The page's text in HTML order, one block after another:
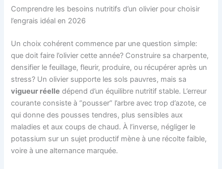
Comprendre les besoins nutritifs d’un olivier pour choisir
l’engrais idéal en 2026
Un choix cohérent commence par une question simple:
que doit faire l’olivier cette année? Construire sa charpente,
densifier le feuillage, fleurir, produire, ou récupérer après un
stress? Un olivier supporte les sols pauvres, mais sa
vigueur réelle dépend d’un équilibre nutritif stable. L’erreur
courante consiste à “pousser” l’arbre avec trop d’azote, ce
qui donne des pousses tendres, plus sensibles aux
maladies et aux coups de chaud. À l’inverse, négliger le
potassium sur un sujet productif mène à une récolte faible,
voire à une alternance marquée.